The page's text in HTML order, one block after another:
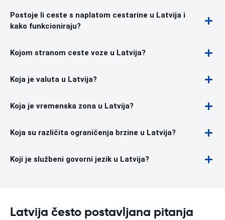
Postoje li ceste s naplatom cestarine u Latvija i
kako funkcioniraju?
Kojom stranom ceste voze u Latvija?
Koja je valuta u Latvija?
Koja je vremenska zona u Latvija?
Koja su različita ograničenja brzine u Latvija?
Koji je službeni govorni jezik u Latvija?
Latvija često postavljana pitanja